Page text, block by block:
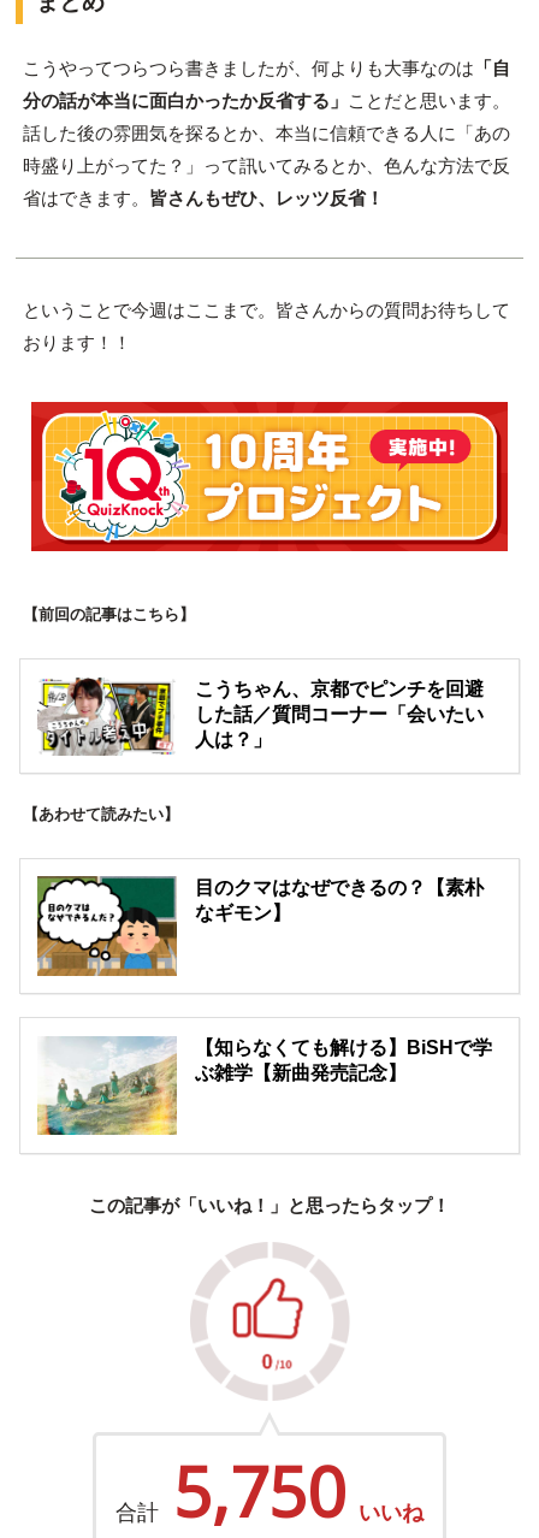
こうやってつらつら書きましたが、何よりも大事なのは 「自
分の話が本当に面白かったか反省する」 ことだと思います。
話した後の雰囲気を探るとか、本当に信頼できる人に「あの
時盛り上がってた？」って訊いてみるとか、色んな方法で反
省はできます。 皆さんもぜひ、レッツ反省！
ということで今週はここまで。皆さんからの質問お待ちして
おります！！
【前回の記事はこちら】
こうちゃん、京都でピンチを回避
した話／質問コーナー「会いたい
人は？」
【あわせて読みたい】
目のクマはなぜできるの？【素朴
なギモン】
【知らなくても解ける】BiSHで学
ぶ雑学【新曲発売記念】
この記事が「いいね！」と思ったらタップ！
合計 5,750 いいね